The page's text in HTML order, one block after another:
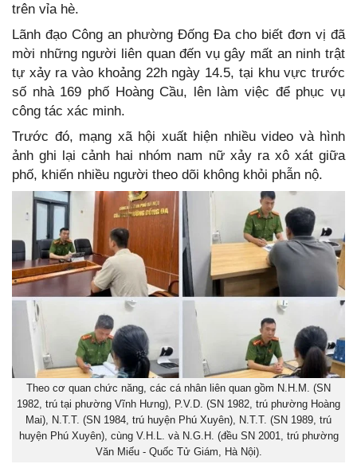
trên vỉa hè.
Lãnh đạo Công an phường Đống Đa cho biết đơn vị đã
mời những người liên quan đến vụ gây mất an ninh trật
tự xảy ra vào khoảng 22h ngày 14.5, tại khu vực trước
số nhà 169 phố Hoàng Cầu, lên làm việc để phục vụ
công tác xác minh.
Trước đó, mạng xã hội xuất hiện nhiều video và hình
ảnh ghi lại cảnh hai nhóm nam nữ xảy ra xô xát giữa
phố, khiến nhiều người theo dõi không khỏi phẫn nộ.
Theo cơ quan chức năng, các cá nhân liên quan gồm N.H.M. (SN
1982, trú tại phường Vĩnh Hưng), P.V.D. (SN 1982, trú phường Hoàng
Mai), N.T.T. (SN 1984, trú huyện Phú Xuyên), N.T.T. (SN 1989, trú
huyện Phú Xuyên), cùng V.H.L. và N.G.H. (đều SN 2001, trú phường
Văn Miếu - Quốc Tử Giám, Hà Nội).